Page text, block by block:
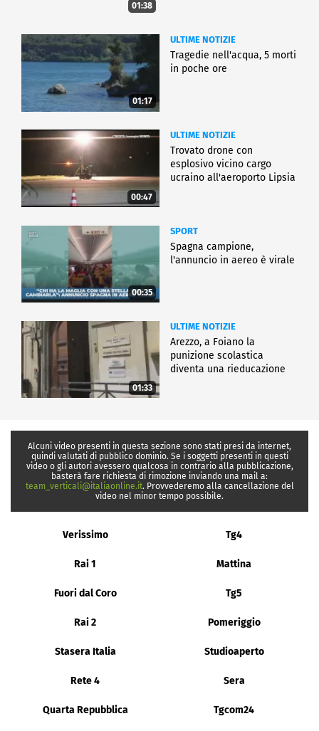
01:38
01:17
ULTIME NOTIZIE
Tragedie nell'acqua, 5 morti
in poche ore
00:47
ULTIME NOTIZIE
Trovato drone con
esplosivo vicino cargo
ucraino all'aeroporto Lipsia
00:35
SPORT
Spagna campione,
l'annuncio in aereo è virale
01:33
ULTIME NOTIZIE
Arezzo, a Foiano la
punizione scolastica
diventa una rieducazione
Alcuni video presenti in questa sezione sono stati presi da internet,
quindi valutati di pubblico dominio. Se i soggetti presenti in questi
video o gli autori avessero qualcosa in contrario alla pubblicazione,
basterà fare richiesta di rimozione inviando una mail a:
team_verticali@italiaonline.it. Provvederemo alla cancellazione del
video nel minor tempo possibile.
Verissimo Tg4
Rai 1 Mattina
Fuori dal Coro Tg5
Rai 2 Pomeriggio
Stasera Italia Studioaperto
Rete 4 Sera
Quarta Repubblica Tgcom24